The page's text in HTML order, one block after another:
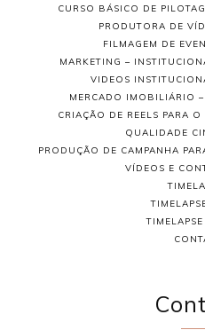
CURSO BÁSICO DE
PRODUTORA DE
FILMAGEM DE
MARKETING –
VIDEOS
MERCADO IMOBILIÁRIO
CRIAÇÃO DE REELS PARA
QUALIDADE
PRODUÇÃO DE CAMPANHA
VÍDEOS E